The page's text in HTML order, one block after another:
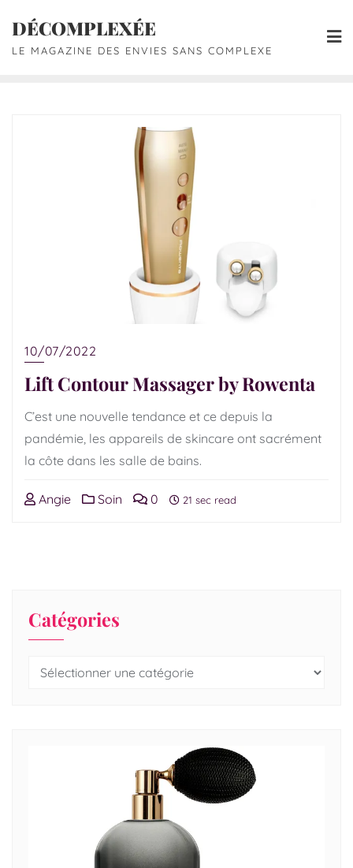
DÉCOMPLEXÉE
LE MAGAZINE DES ENVIES SANS COMPLEXE
10/07/2022
Lift Contour Massager by Rowenta
C’est une nouvelle tendance et ce depuis la
pandémie, les appareils de skincare ont sacrément
la côte dans les salle de bains.
Angie Soin 0 21 sec read
Catégories